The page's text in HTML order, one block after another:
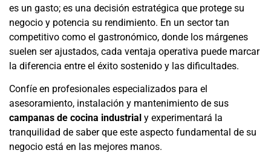
es un gasto; es una decisión estratégica que protege su
negocio y potencia su rendimiento. En un sector tan
competitivo como el gastronómico, donde los márgenes
suelen ser ajustados, cada ventaja operativa puede marcar
la diferencia entre el éxito sostenido y las dificultades.
Confíe en profesionales especializados para el
asesoramiento, instalación y mantenimiento de sus
campanas de cocina industrial y experimentará la
tranquilidad de saber que este aspecto fundamental de su
negocio está en las mejores manos.